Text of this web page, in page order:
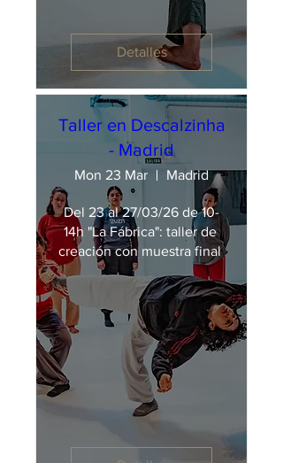
Detalles
Taller en Descalzinha
- Madrid
Mon 23 Mar Madrid
Del 23 al 27/03/26 de 10-
14h "La Fábrica": taller de
creación con muestra final